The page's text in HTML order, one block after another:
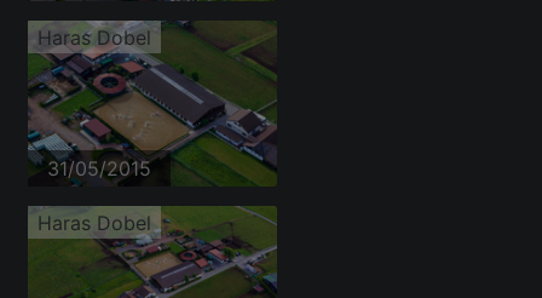
Haras Dobel
31/05/2015
Haras Dobel